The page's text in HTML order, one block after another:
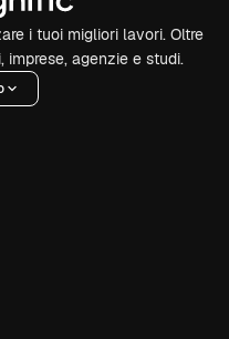
i tuoi migliori lavori. Oltre
imprese, agenzie e studi.